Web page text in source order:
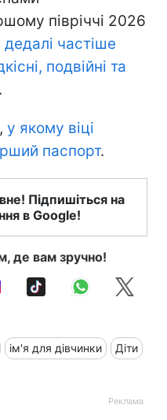
півріччі 2026
дедалі частіше
подвійні та
.
у якому віці
паспорт.
Підпишіться на
в Google!
де вам зручно!
ім'я для дівчинки Діти